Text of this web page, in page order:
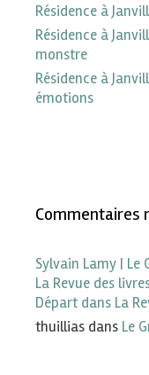
Résidence à
Résidence à
monstre
Résidence à
émotions
Commentaires
Sylvain Lamy | Le
La Revue des
Départ dans La
thuillias dans Le